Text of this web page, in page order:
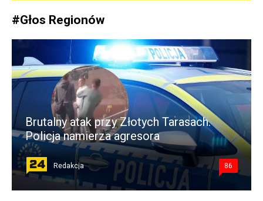
#Głos Regionów
Brutalny atak przy Złotych Tarasach.
Policja namierza agresora
Redakcja 86